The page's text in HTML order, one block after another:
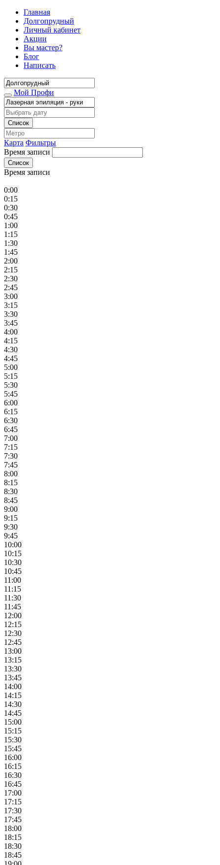
Главная
Долгопрудный
Личный кабинет
Акции
Вы мастер?
Блог
Написать
Мой Профи
Список
Карта Фильтры
Время записи
Список
Время записи
0:00
0:15
0:30
0:45
1:00
1:15
1:30
1:45
2:00
2:15
2:30
2:45
3:00
3:15
3:30
3:45
4:00
4:15
4:30
4:45
5:00
5:15
5:30
5:45
6:00
6:15
6:30
6:45
7:00
7:15
7:30
7:45
8:00
8:15
8:30
8:45
9:00
9:15
9:30
9:45
10:00
10:15
10:30
10:45
11:00
11:15
11:30
11:45
12:00
12:15
12:30
12:45
13:00
13:15
13:30
13:45
14:00
14:15
14:30
14:45
15:00
15:15
15:30
15:45
16:00
16:15
16:30
16:45
17:00
17:15
17:30
17:45
18:00
18:15
18:30
18:45